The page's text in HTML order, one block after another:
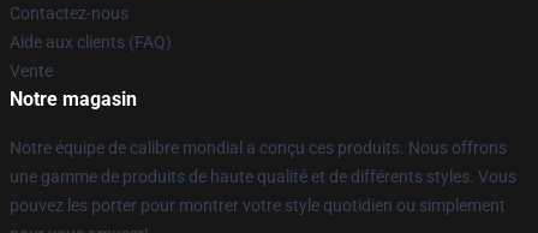
Contactez-nous
Aide aux clients (FAQ)
Vente
Notre magasin
Notre équipe de calibre mondial a conçu ces produits. Nous offrons
une gamme de produits de haute qualité et de différents styles. Vous
pouvez les porter pour montrer votre style quotidien ou simplement